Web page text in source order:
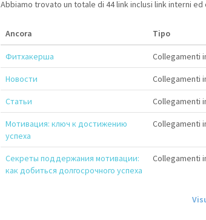
Abbiamo trovato un totale di 44 link inclusi link interni
Ancora Tipo
Фитхакерша Collegamenti
Новости Collegamenti
Статьи Collegamenti
Мотивация: ключ к достижению
успеха
Collegamenti
Секреты поддержания мотивации:
как добиться долгосрочного успеха
Collegamenti